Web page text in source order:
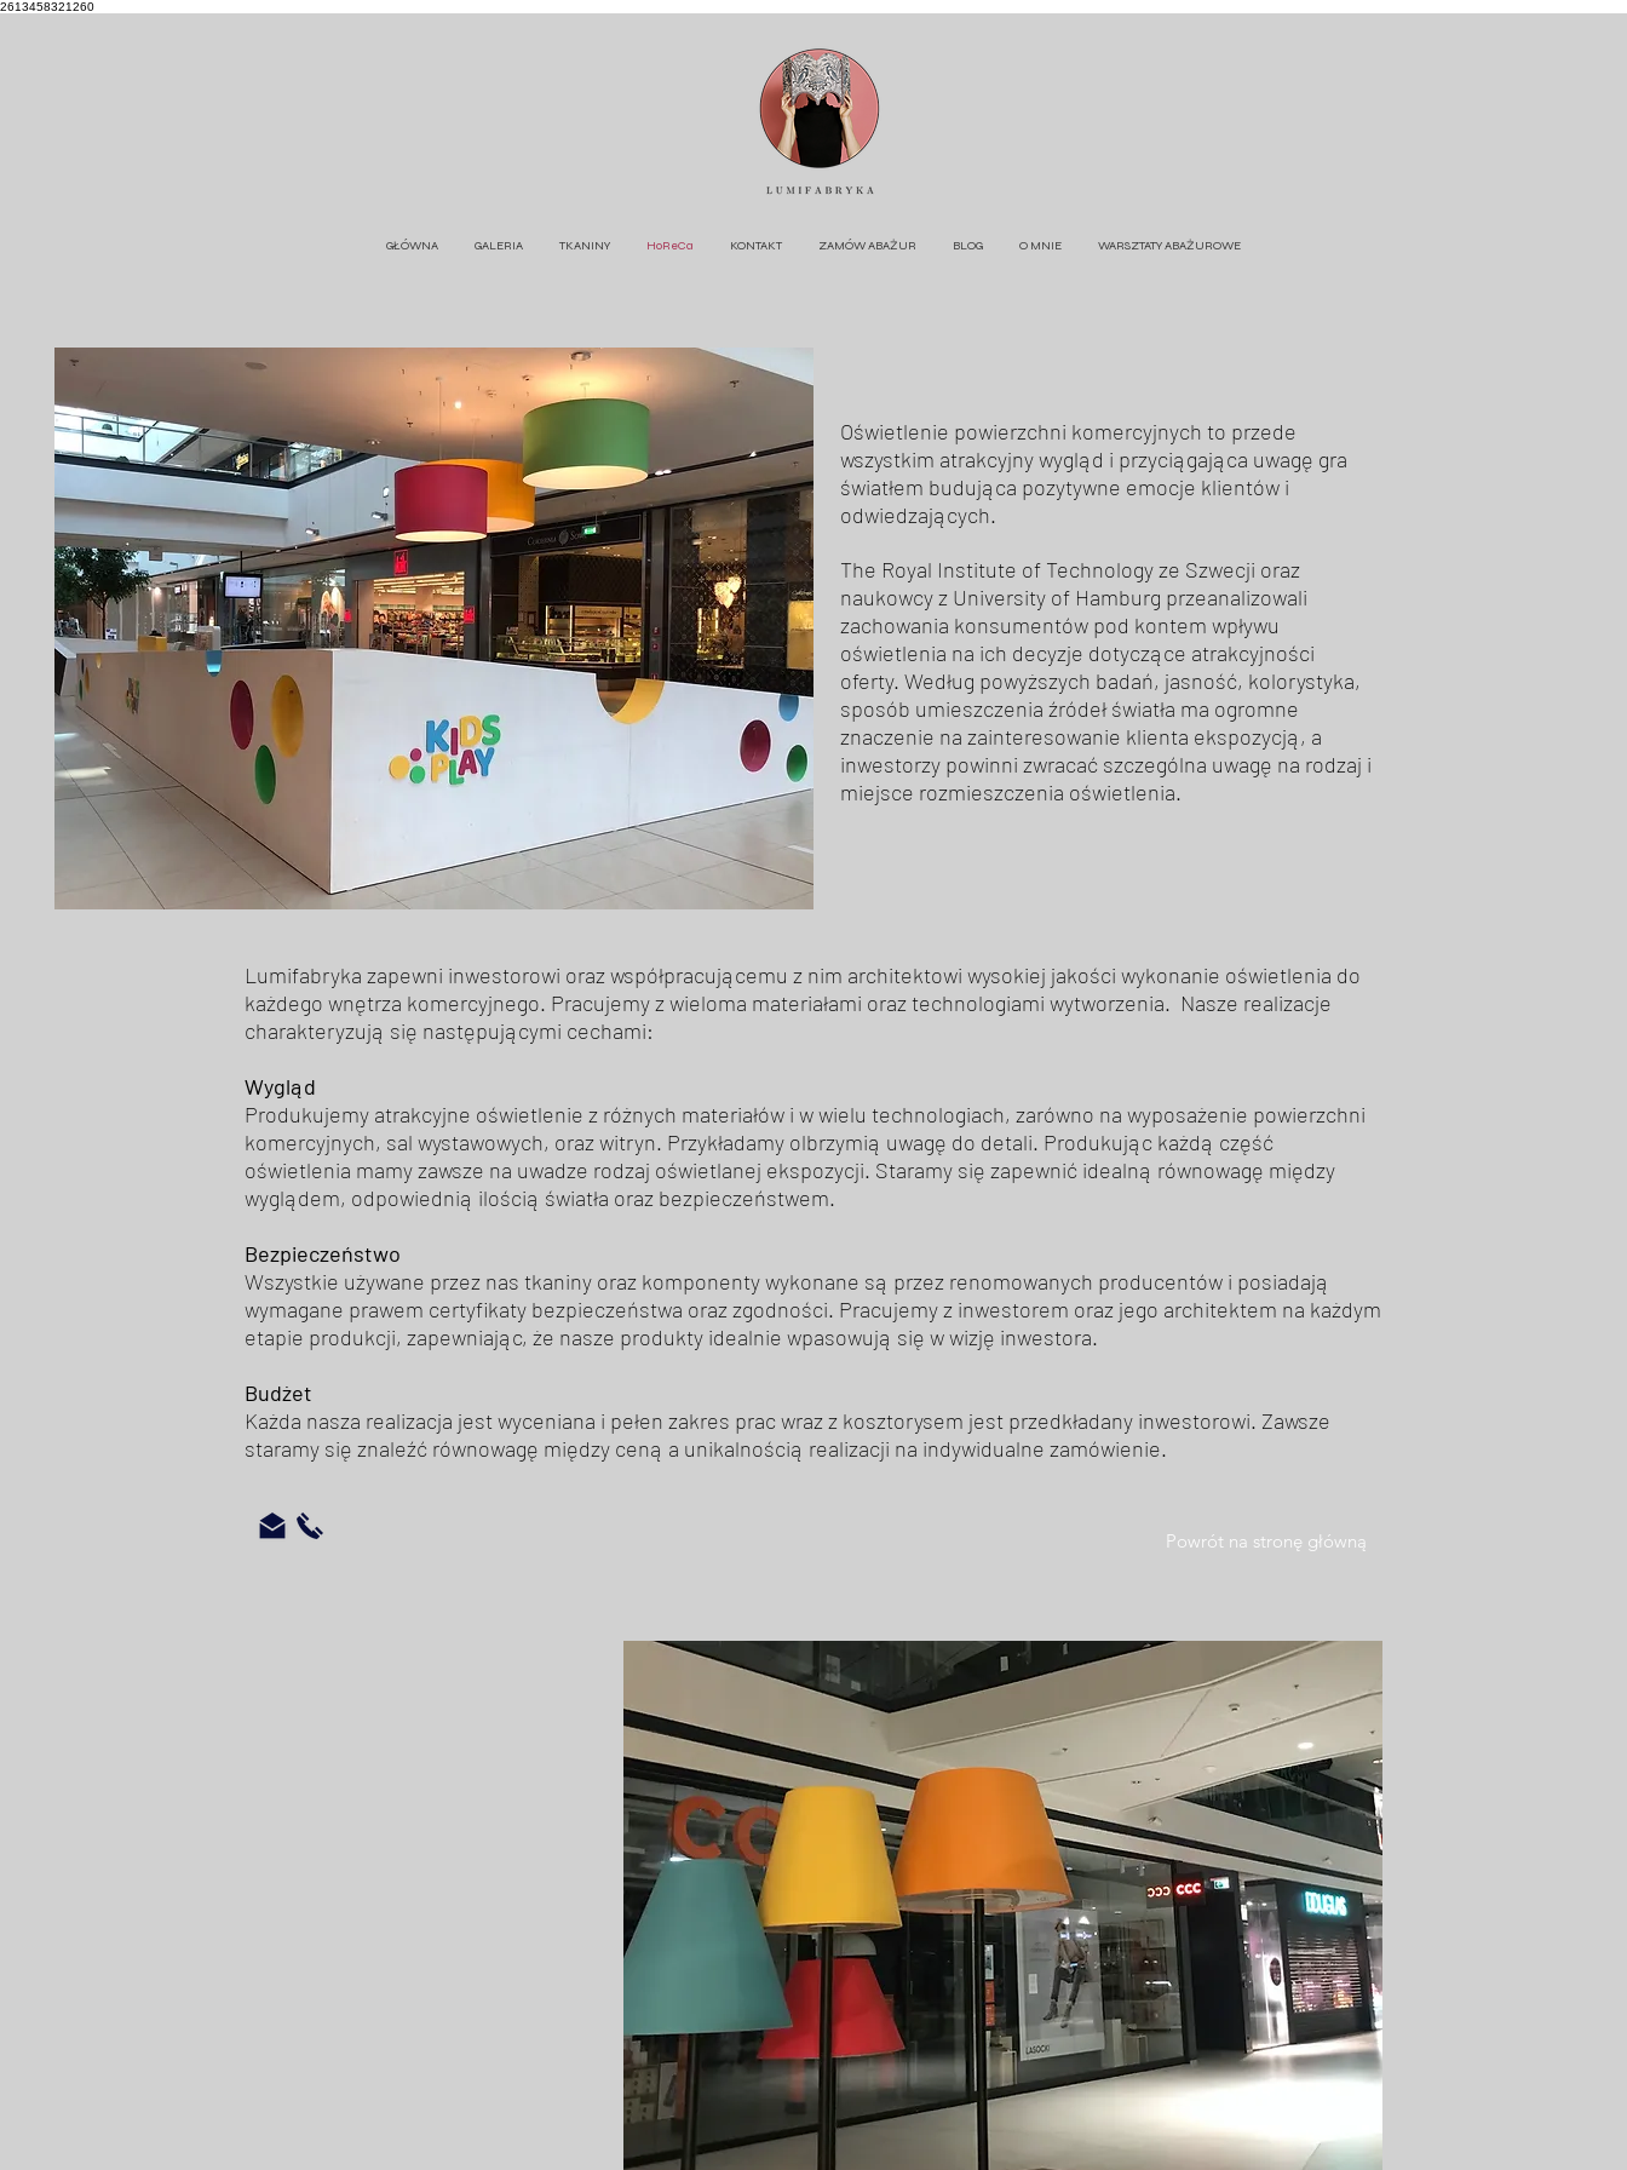
2613458321260
GŁÓWNA GALERIA TKANINY HoReCa KONTAKT ZAMÓW ABAŻUR BLOG O MNIE WARSZTATY ABAŻUROWE
Oświetlenie powierzchni komercyjnych to przede
wszystkim atrakcyjny wygląd i przyciągająca uwagę gra
światłem budująca pozytywne emocje klientów i
odwiedzających.
The Royal Institute of Technology ze Szwecji oraz
naukowcy z University of Hamburg przeanalizowali
zachowania konsumentów pod kontem wpływu
oświetlenia na ich decyzje dotyczące atrakcyjności
oferty. Według powyższych badań, jasność, kolorystyka,
sposób umieszczenia źródeł światła ma ogromne
znaczenie na zainteresowanie klienta ekspozycją, a
inwestorzy powinni zwracać szczególna uwagę na rodzaj i
miejsce rozmieszczenia oświetlenia.
Lumifabryka zapewni inwestorowi oraz współpracującemu z nim architektowi wysokiej jakości wykonanie oświetlenia do
każdego wnętrza komercyjnego. Pracujemy z wieloma materiałami oraz technologiami wytworzenia. Nasze realizacje
charakteryzują się następującymi cechami:
Wygląd
Produkujemy atrakcyjne oświetlenie z różnych materiałów i w wielu technologiach, zarówno na wyposażenie powierzchni
komercyjnych, sal wystawowych, oraz witryn. Przykładamy olbrzymią uwagę do detali. Produkując każdą część
oświetlenia mamy zawsze na uwadze rodzaj oświetlanej ekspozycji. Staramy się zapewnić idealną równowagę między
wyglądem, odpowiednią ilością światła oraz bezpieczeństwem.
Bezpieczeństwo
Wszystkie używane przez nas tkaniny oraz komponenty wykonane są przez renomowanych producentów i posiadają
wymagane prawem certyfikaty bezpieczeństwa oraz zgodności. Pracujemy z inwestorem oraz jego architektem na każdym
etapie produkcji, zapewniając, że nasze produkty idealnie wpasowują się w wizję inwestora.
Budżet
Każda nasza realizacja jest wyceniana i pełen zakres prac wraz z kosztorysem jest przedkładany inwestorowi. Zawsze
staramy się znaleźć równowagę między ceną a unikalnością realizacji na indywidualne zamówienie.
Powrót na stronę główną